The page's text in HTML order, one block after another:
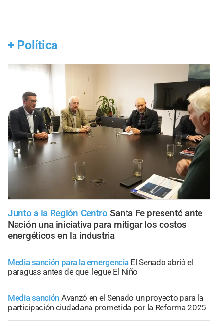
+ Política
Junto a la Región Centro Santa Fe presentó ante
Nación una iniciativa para mitigar los costos
energéticos en la industria
Media sanción para la emergencia El Senado abrió el
paraguas antes de que llegue El Niño
Media sanción Avanzó en el Senado un proyecto para la
participación ciudadana prometida por la Reforma 2025